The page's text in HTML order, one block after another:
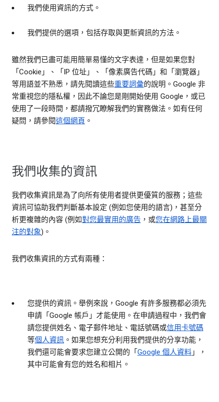
我們使用資訊的方式。
我們提供的選項，包括存取與更新資訊的方法。
雖然我們已盡可能用簡單易懂的文字表達，但是如果您對
「Cookie」、「IP 位址」、「像素廣告代碼」和「瀏覽器」
等用語並不熟悉，請先閱讀這些重要詞彙的說明。Google 非
常重視您的隱私權，因此不論您是剛開始使用 Google，或已
使用了一段時間，都請撥冗瞭解我們的實務做法。如有任何
疑問，請參閱這個網頁 。
我們收集的資訊
我們收集資訊是為了向所有使用者提供更優質的服務；這些
資訊可協助我們判斷基本設定 (例如您使用的語言)，甚至分
析更複雜的內容 (例如對您最實用的廣告 ，或您在網路上最關
注的對象)。
我們收集資訊的方式有兩種：
您提供的資訊。 舉例來說，Google 有許多服務都必須先
申請「Google 帳戶」才能使用。在申請過程中，我們會
請您提供姓名、電子郵件地址、電話號碼或信用卡號碼
等個人資訊 。如果您想充分利用我們提供的分享功能，
我們還可能會要求您建立公開的「 Google 個人資料 」，
其中可能會有您的姓名和相片。